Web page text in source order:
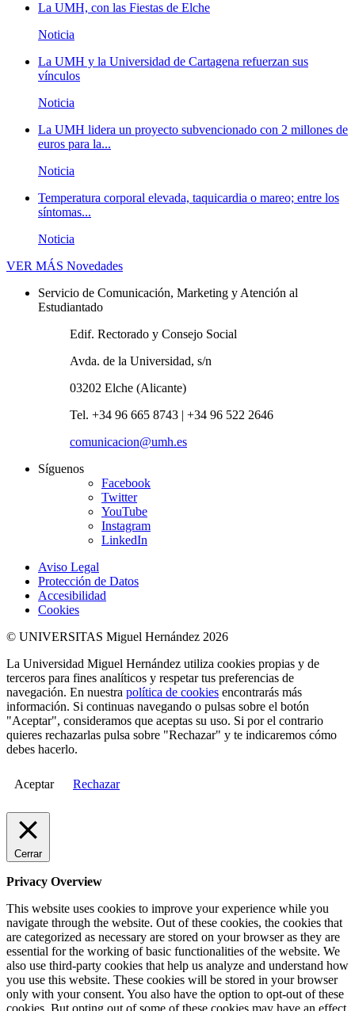
La UMH, con las Fiestas de Elche
Noticia
La UMH y la Universidad de Cartagena refuerzan sus
vínculos
Noticia
La UMH lidera un proyecto subvencionado con 2 millones de
euros para la...
Noticia
Temperatura corporal elevada, taquicardia o mareo; entre los
síntomas...
Noticia
VER MÁS Novedades
Servicio de Comunicación, Marketing y Atención al
Estudiantado
Edif. Rectorado y Consejo Social
Avda. de la Universidad, s/n
03202 Elche (Alicante)
Tel. +34 96 665 8743 | +34 96 522 2646
comunicacion@umh.es
Síguenos
Facebook
Twitter
YouTube
Instagram
LinkedIn
Aviso Legal
Protección de Datos
Accesibilidad
Cookies
© UNIVERSITAS Miguel Hernández 2026
La Universidad Miguel Hernández utiliza cookies propias y de
terceros para fines analíticos y respetar tus preferencias de
navegación. En nuestra política de cookies encontrarás más
información. Si continuas navegando o pulsas sobre el botón
"Aceptar", consideramos que aceptas su uso. Si por el contrario
quieres rechazarlas pulsa sobre "Rechazar" y te indicaremos cómo
debes hacerlo.
Aceptar Rechazar
Cerrar
Privacy Overview
This website uses cookies to improve your experience while you
navigate through the website. Out of these cookies, the cookies that
are categorized as necessary are stored on your browser as they are
essential for the working of basic functionalities of the website. We
also use third-party cookies that help us analyze and understand how
you use this website. These cookies will be stored in your browser
only with your consent. You also have the option to opt-out of these